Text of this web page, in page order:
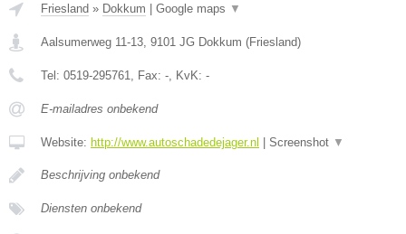
Friesland » Dokkum | Google maps ▼
Aalsumerweg 11-13 9101 JG Dokkum (Friesland)
Tel: 0519-295761 , Fax: - , KvK: -
E-mailadres onbekend
Website: http://www.autoschadedejager.nl | Screenshot ▼
Beschrijving onbekend
Diensten onbekend